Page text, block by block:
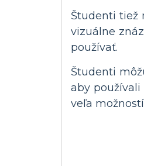
Študenti tiež
vizuálne
používať.
Študenti
aby
veľa